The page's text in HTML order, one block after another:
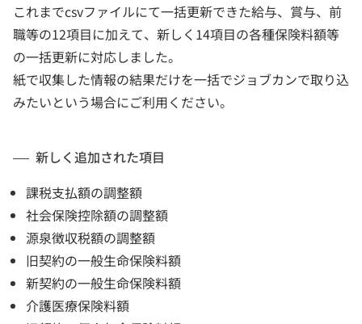
これまでcsvファイルにて一括更新できた給与、賞与、前
職等の12項目に加えて、新しく14項目の各種保険料額等
の一括更新に対応しました。
紙で収集した情報の結果だけを一括でジョブカンで取り込
みたいという場合にご利用ください。
新しく追加された項目
課税支払額の調整額
社会保険控除額の調整額
源泉徴収税額の調整額
旧契約の一般生命保険料額
新契約の一般生命保険料額
介護医療保険料額